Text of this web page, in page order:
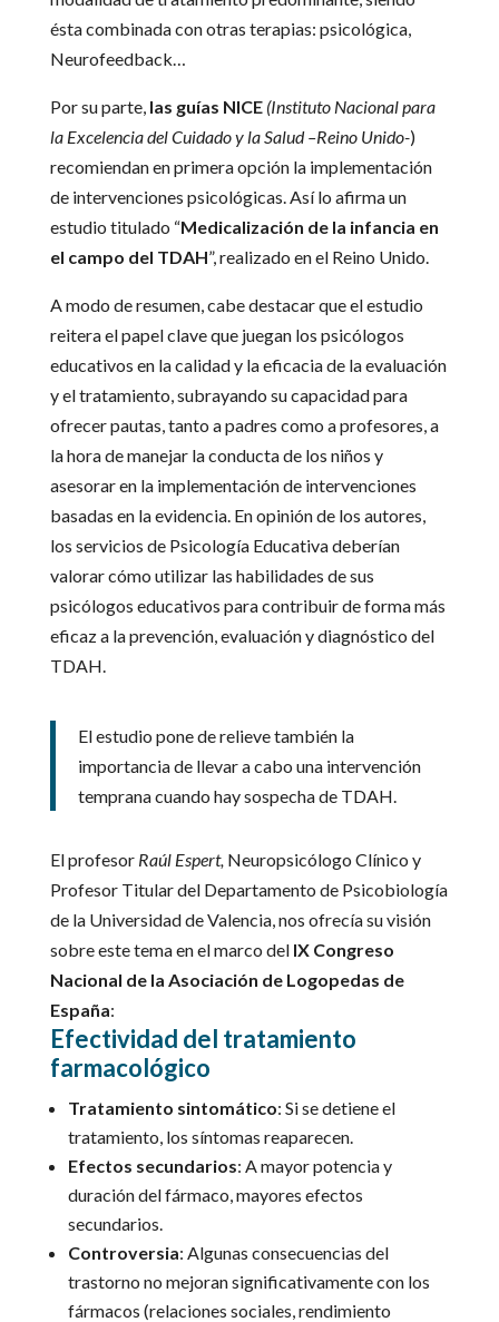
ésta combinada con otras terapias: psicológica,
Neurofeedback…
Por su parte, las guías NICE (Instituto Nacional para
la Excelencia del Cuidado y la Salud –Reino Unido-)
recomiendan en primera opción la implementación
de intervenciones psicológicas. Así lo afirma un
estudio titulado “Medicalización de la infancia en
el campo del TDAH”, realizado en el Reino Unido.
A modo de resumen, cabe destacar que el estudio
reitera el papel clave que juegan los psicólogos
educativos en la calidad y la eficacia de la evaluación
y el tratamiento, subrayando su capacidad para
ofrecer pautas, tanto a padres como a profesores, a
la hora de manejar la conducta de los niños y
asesorar en la implementación de intervenciones
basadas en la evidencia. En opinión de los autores,
los servicios de Psicología Educativa deberían
valorar cómo utilizar las habilidades de sus
psicólogos educativos para contribuir de forma más
eficaz a la prevención, evaluación y diagnóstico del
TDAH.
El estudio pone de relieve también la
importancia de llevar a cabo una intervención
temprana cuando hay sospecha de TDAH.
El profesor Raúl Espert,Neuropsicólogo Clínico y
Profesor Titular del Departamento de Psicobiología
de la Universidad de Valencia, nos ofrecía su visión
sobre este tema en el marco del IX Congreso
Nacional de la Asociación de Logopedas de
España:
Efectividad del tratamiento
farmacológico
Tratamiento sintomático: Si se detiene el
tratamiento, los síntomas reaparecen.
Efectos secundarios: A mayor potencia y
duración del fármaco, mayores efectos
secundarios.
Controversia: Algunas consecuencias del
trastorno no mejoran significativamente con los
fármacos (relaciones sociales, rendimiento